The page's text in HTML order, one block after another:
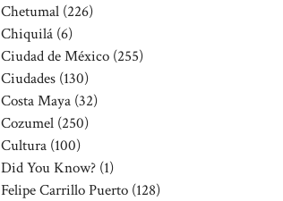
Chetumal (226)
Chiquilá (6)
Ciudad de México (255)
Ciudades (130)
Costa Maya (32)
Cozumel (250)
Cultura (100)
Did You Know? (1)
Felipe Carrillo Puerto (128)